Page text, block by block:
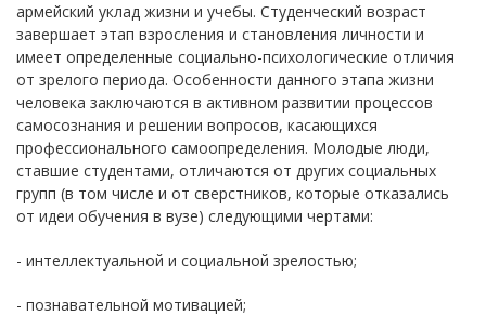
армейский уклад жизни и учебы. Студенческий возраст
завершает этап взросления и становления личности и
имеет определенные социально-психологические отличия
от зрелого периода. Особенности данного этапа жизни
человека заключаются в активном развитии процессов
самосознания и решении вопросов, касающихся
профессионального самоопределения. Молодые люди,
ставшие студентами, отличаются от других социальных
групп (в том числе и от сверстников, которые отказались
от идеи обучения в вузе) следующими чертами:
- интеллектуальной и социальной зрелостью;
- познавательной мотивацией;